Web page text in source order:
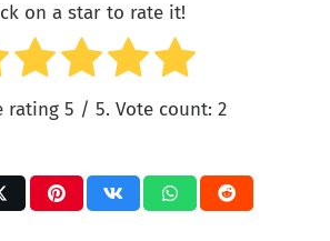
on a star to rate it!
rating 5 / 5. Vote count: 2